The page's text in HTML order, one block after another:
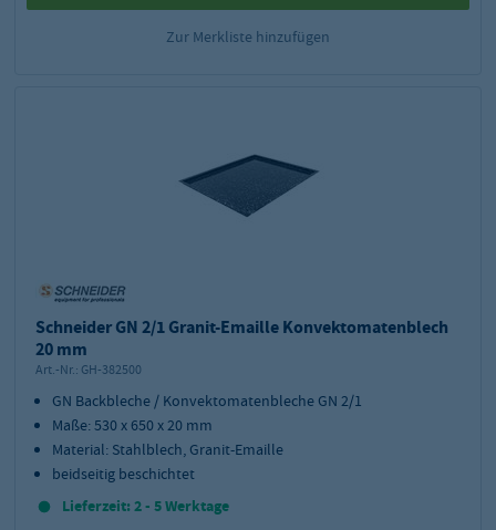
Zur Merkliste hinzufügen
Schneider GN 2/1 Granit-Emaille Konvektomatenblech
20 mm
Art.-Nr.: GH-382500
GN Backbleche / Konvektomatenbleche GN 2/1
Maße: 530 x 650 x 20 mm
Material: Stahlblech, Granit-Emaille
beidseitig beschichtet
Lieferzeit: 2 - 5 Werktage